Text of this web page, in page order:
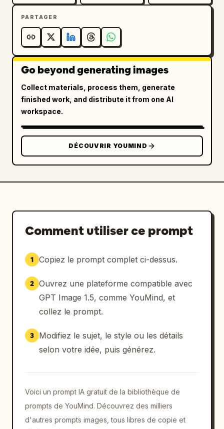
PARTAGER
Go beyond generating images
Collect materials, process them, generate
finished work, and distribute it from one AI
workspace.
DÉCOUVRIR YOUMIND
Comment utiliser ce prompt
1 Copiez le prompt complet ci-dessus.
2 Ouvrez une plateforme compatible avec
GPT Image 1.5, comme YouMind, et
collez le prompt.
3
Modifiez le sujet, le style ou les détails
selon votre idée, puis générez.
Voici un prompt IA gratuit de la bibliothèque de
prompts de YouMind. Découvrez des milliers
d'autres prompts images, tous libres de copie et